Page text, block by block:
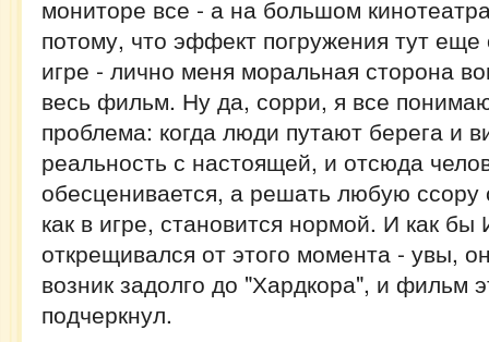
мониторе все - а на большом
потому, что эффект погружения тут
игре - лично меня моральная сторона
весь фильм. Ну да, сорри, я все
проблема: когда люди путают берега и
реальность с настоящей, и отсюда
обесценивается, а решать любую
как в игре, становится нормой. И как
открещивался от этого момента - увы,
возник задолго до "Хардкора", и фильм
подчеркнул.